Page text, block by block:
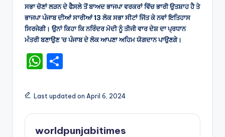
ਸਭਾ ਚੋਣਾਂ ਲੜਨ ਦੇ ਫੈਸਲੇ ਤੋਂ ਬਾਅਦ ਭਾਜਪਾ ਵਰਕਰਾਂ ਵਿੱਚ ਭਾਰੀ ਉਤਸ਼ਾਹ ਹੈ ਤੇ
ਭਾਜਪਾ ਪੰਜਾਬ ਦੀਆਂ ਸਾਰੀਆਂ 13 ਲੋਕ ਸਭਾ ਸੀਟਾਂ ਜਿੱਤ ਕੇ ਨਵਾਂ ਇਤਿਹਾਸ
ਸਿਰਜੇਗੀ। ਉਨਾਂ ਕਿਹਾ ਕਿ ਨਰਿੰਦਰ ਮੋਦੀ ਨੂੰ ਤੀਜੀ ਵਾਰ ਦੇਸ਼ ਦਾ ਪ੍ਰਧਾਨ
ਮੰਤਰੀ ਬਣਾਉਣ ’ਚ ਪੰਜਾਬ ਦੇ ਲੋਕ ਆਪਣਾ ਅਹਿਮ ਯੋਗਦਾਨ ਪਾਉਣਗੇ।
W
a
ts
A
ar
e
Last updated on April 6, 2024
worldpunjabitimes